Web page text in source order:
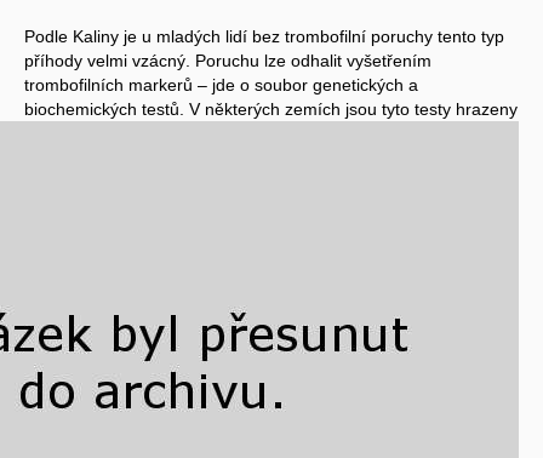
Podle Kaliny je u mladých lidí bez trombofilní poruchy tento typ
příhody velmi vzácný. Poruchu lze odhalit vyšetřením
trombofilních markerů – jde o soubor genetických a
biochemických testů. V některých zemích jsou tyto testy hrazeny